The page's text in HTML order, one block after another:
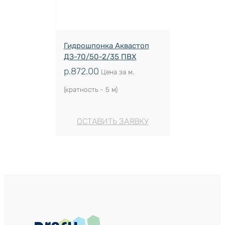
Гидрошпонка Аквастоп
ДЗ-70/50-2/35 ПВХ
р.872.00 Цена за м.
(кратность - 5 м)
ОСТАВИТЬ ЗАЯВКУ